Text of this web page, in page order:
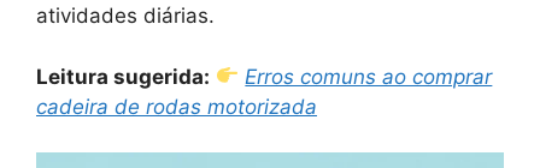
atividades diárias.
Leitura sugerida:
Erros comuns ao comprar
cadeira de rodas motorizada